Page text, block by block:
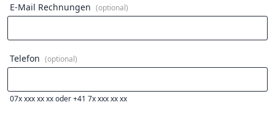
E-Mail Rechnungen (optional)
Telefon (optional)
07x xxx xx xx oder +41 7x xxx xx xx